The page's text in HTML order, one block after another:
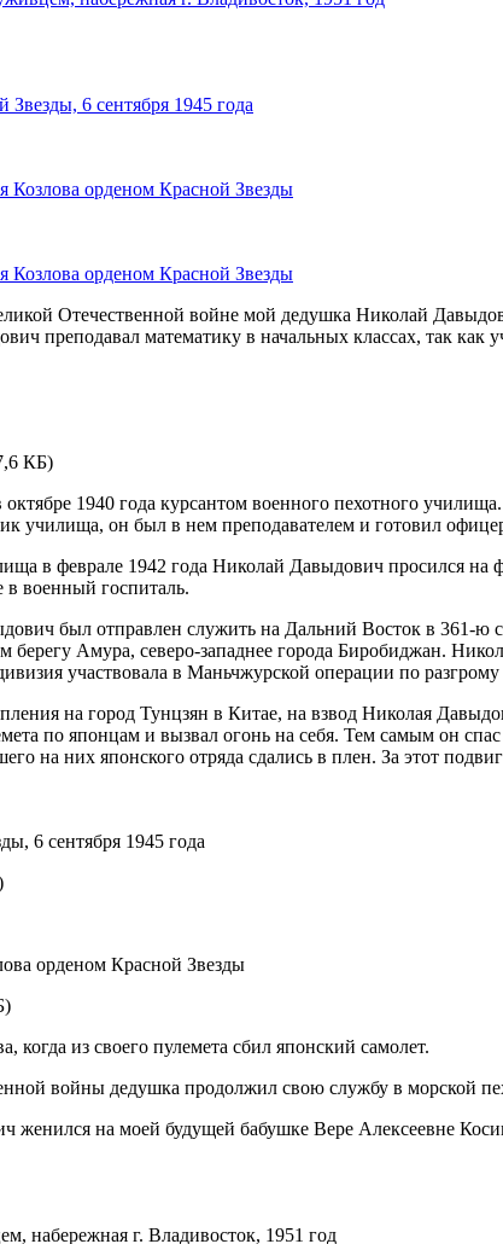
6 сентября 1945 года
Козлова орденом Красной Звезды
Козлова орденом Красной Звезды
Отечественной войне мой дедушка Николай
преподавал математику в начальных классах, так
КБ)
1940 года курсантом военного пехотного
училища, он был в нем преподавателем и готовил
в феврале 1942 года Николай Давыдович просился
в военный госпиталь.
был отправлен служить на Дальний Восток в 361-ю
берегу Амура, северо-западнее города Биробиджан.
участвовала в Маньчжурской операции по
на город Тунцзян в Китае, на взвод Николая
по японцам и вызвал огонь на себя. Тем самым он
на них японского отряда сдались в плен. За этот
6 сентября 1945 года
орденом Красной Звезды
когда из своего пулемета сбил японский самолет.
войны дедушка продолжил свою службу в морской
женился на моей будущей бабушке Вере Алексеевне
набережная г. Владивосток, 1951 год